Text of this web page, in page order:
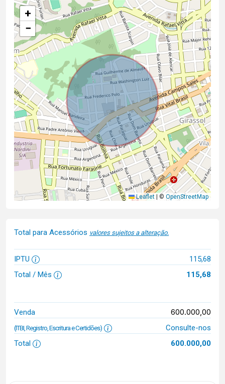
+
−
Leaflet | © OpenStreetMap
Total para Acessórios valores sujeitos a alteração.
IPTU
115,68
Total / Mês
115,68
Venda 600.000,00
(ITBI, Registro, Escritura e Certidões)
Consulte-nos
Total
600.000,00